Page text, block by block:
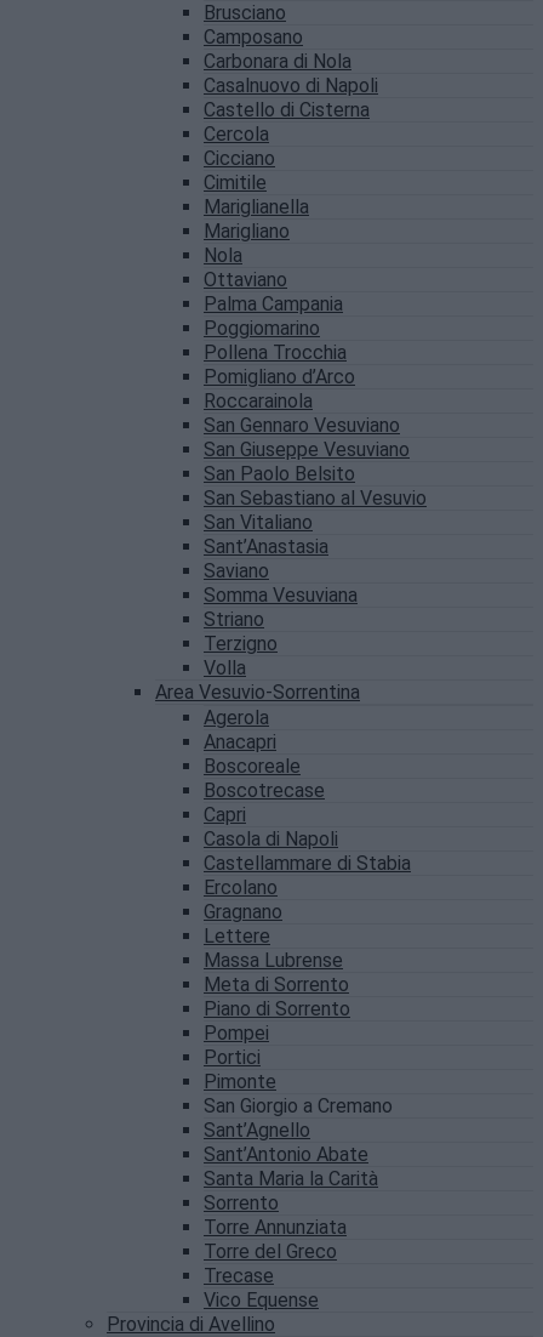
Brusciano
Camposano
Carbonara di Nola
Casalnuovo di Napoli
Castello di Cisterna
Cercola
Cicciano
Cimitile
Mariglianella
Marigliano
Nola
Ottaviano
Palma Campania
Poggiomarino
Pollena Trocchia
Pomigliano d’Arco
Roccarainola
San Gennaro Vesuviano
San Giuseppe Vesuviano
San Paolo Belsito
San Sebastiano al Vesuvio
San Vitaliano
Sant’Anastasia
Saviano
Somma Vesuviana
Striano
Terzigno
Volla
Area Vesuvio-Sorrentina
Agerola
Anacapri
Boscoreale
Boscotrecase
Capri
Casola di Napoli
Castellammare di Stabia
Ercolano
Gragnano
Lettere
Massa Lubrense
Meta di Sorrento
Piano di Sorrento
Pompei
Portici
Pimonte
San Giorgio a Cremano
Sant’Agnello
Sant’Antonio Abate
Santa Maria la Carità
Sorrento
Torre Annunziata
Torre del Greco
Trecase
Vico Equense
Provincia di Avellino